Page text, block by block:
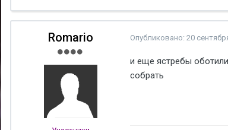
Romario Опубликовано: 20
и еще ястребы
собрать